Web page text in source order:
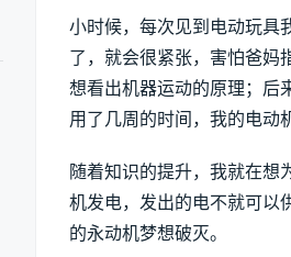
小时候，每次见到电动玩具
了，就会很紧张，害怕爸妈
想看出机器运动的原理；后
用了几周的时间，我的电动
随着知识的提升，我就在想
机发电，发出的电不就可以
的永动机梦想破灭。